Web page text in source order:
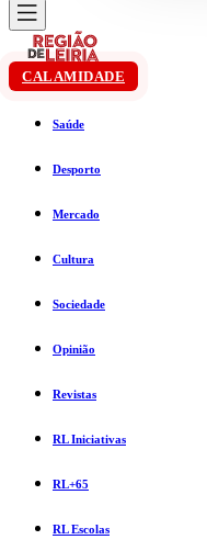
CALAMIDADE
Saúde
Desporto
Mercado
Cultura
Sociedade
Opinião
Revistas
RL Iniciativas
RL+65
RL Escolas